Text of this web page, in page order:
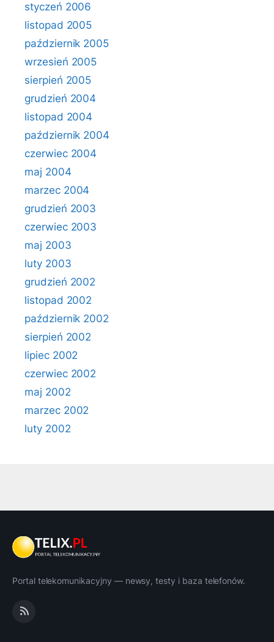
styczeń 2006
listopad 2005
październik 2005
wrzesień 2005
sierpień 2005
grudzień 2004
listopad 2004
październik 2004
czerwiec 2004
maj 2004
marzec 2004
grudzień 2003
czerwiec 2003
maj 2003
luty 2003
grudzień 2002
listopad 2002
październik 2002
sierpień 2002
lipiec 2002
czerwiec 2002
maj 2002
marzec 2002
luty 2002
Portal telekomunikacyjny — newsy, testy i baza telefonów.